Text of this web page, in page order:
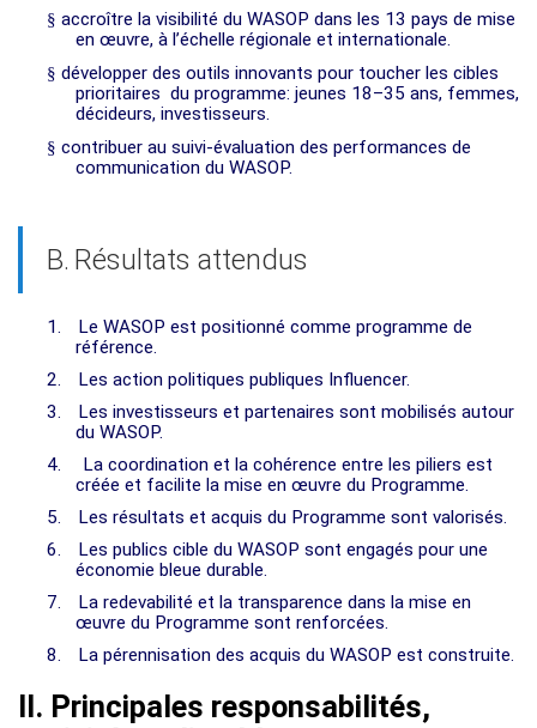
§ accroître la visibilité du WASOP dans les 13 pays de mise
en œuvre, à l’échelle régionale et internationale.
§ développer des outils innovants pour toucher les cibles
prioritaires du programme: jeunes 18–35 ans, femmes,
décideurs, investisseurs.
§ contribuer au suivi-évaluation des performances de
communication du WASOP.
B. Résultats attendus
1.
Le WASOP est positionné comme programme de
référence.
2.
Les action politiques publiques Influencer.
3.
Les investisseurs et partenaires sont mobilisés autour
du WASOP.
4.
La coordination et la cohérence entre les piliers est
créée et facilite la mise en œuvre du Programme.
5.
Les résultats et acquis du Programme sont valorisés.
6.
Les publics cible du WASOP sont engagés pour une
économie bleue durable.
7.
La redevabilité et la transparence dans la mise en
œuvre du Programme sont renforcées.
8.
La pérennisation des acquis du WASOP est construite.
II. Principales responsabilités,